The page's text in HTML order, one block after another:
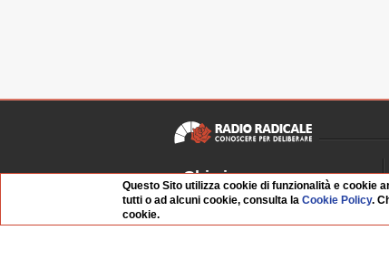
Chi siamo
Dossier Radio Radicale
Questo Sito utilizza cookie di funzionalità e cookie
tutti o ad alcuni cookie, consulta laCookie Policy.
cookie.